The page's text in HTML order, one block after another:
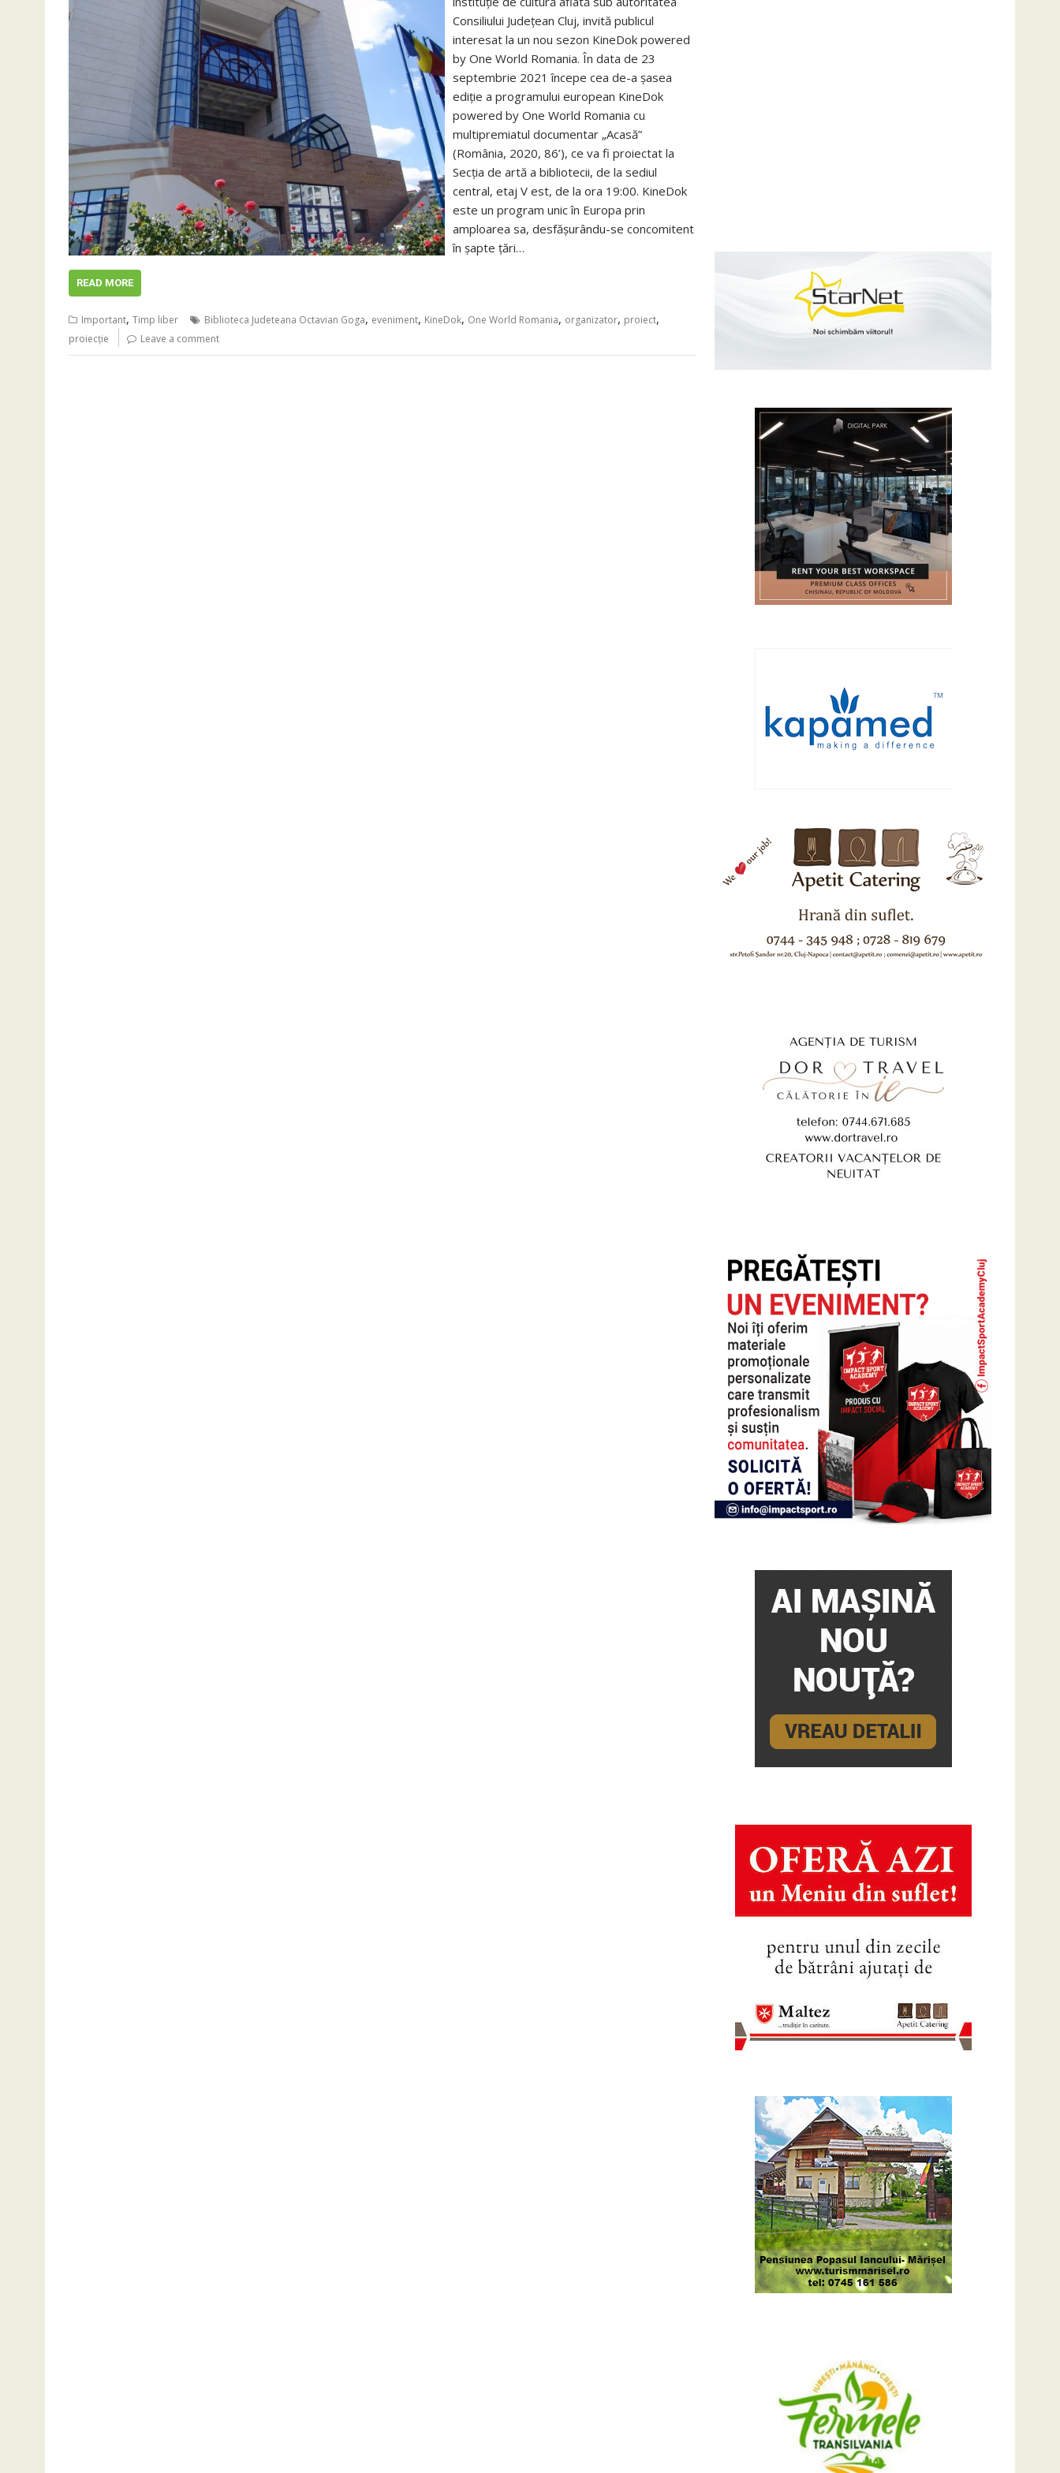
Consiliului Județean Cluj, invită publicul
interesat la un nou sezon KineDok powered
by One World Romania. În data de 23
septembrie 2021 începe cea de-a șasea
ediție a programului european KineDok
powered by One World Romania cu
multipremiatul documentar „Acasă”
(România, 2020, 86’), ce va fi proiectat la
Secția de artă a bibliotecii, de la sediul
central, etaj V est, de la ora 19:00. KineDok
este un program unic în Europa prin
amploarea sa, desfășurându-se concomitent
în șapte țări…
READ MORE
Important, Timp liber Biblioteca Judeteana Octavian Goga, eveniment, KineDok, One World Romania, organizator, proiect,
proiecţie Leave a comment